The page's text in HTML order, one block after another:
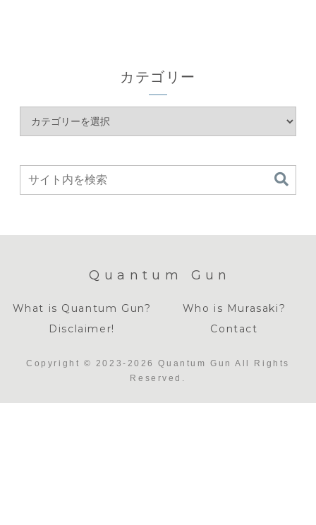
カテゴリー
Quantum Gun
What is Quantum Gun?
Who is Murasaki?
Disclaimer!
Contact
Copyright © 2023-2026 Quantum Gun All Rights
Reserved.